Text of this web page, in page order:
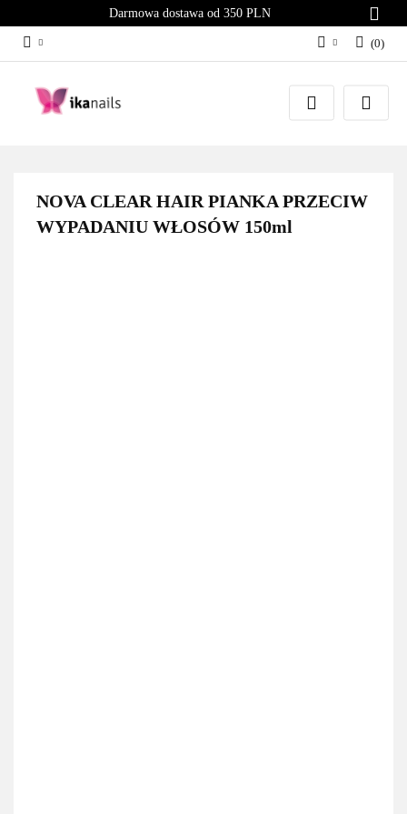
Darmowa dostawa od 350 PLN
Zaloguj się
Załóż konto
(0)
NOVA CLEAR HAIR PIANKA PRZECIW
WYPADANIU WŁOSÓW 150ml